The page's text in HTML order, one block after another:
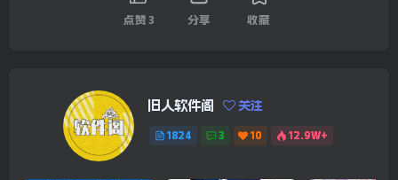
点赞 3 分享 收藏
旧人软件阁 关注
1824 3 10 12.9W+